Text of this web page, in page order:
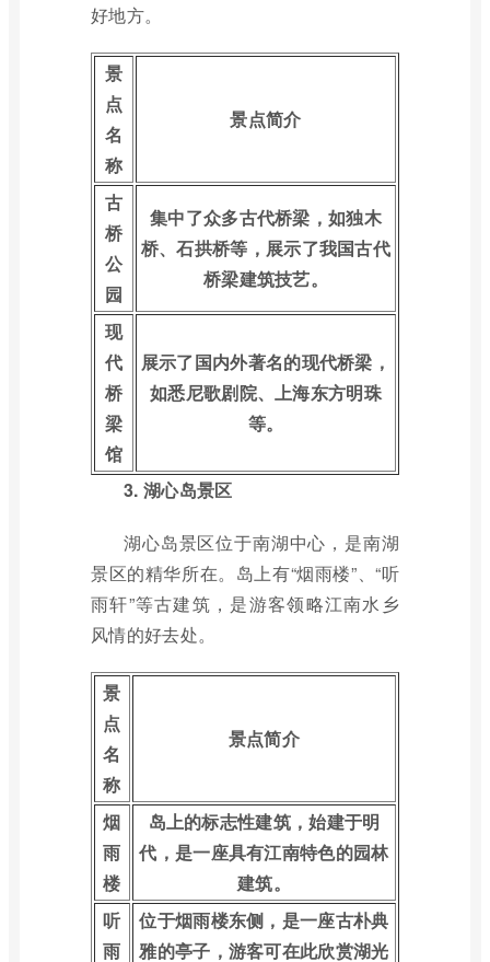
好地方。
景
点
名
称
景点简介
古
桥
公
园
集中了众多古代桥梁，如独木
桥、石拱桥等，展示了我国古代
桥梁建筑技艺。
现
代
桥
梁
馆
展示了国内外著名的现代桥梁，
如悉尼歌剧院、上海东方明珠
等。
3. 湖心岛景区
湖心岛景区位于南湖中心，是南湖
景区的精华所在。岛上有“烟雨楼”、“听
雨轩”等古建筑，是游客领略江南水乡
风情的好去处。
景
点
名
称
景点简介
烟
雨
楼
岛上的标志性建筑，始建于明
代，是一座具有江南特色的园林
建筑。
听
雨
位于烟雨楼东侧，是一座古朴典
雅的亭子，游客可在此欣赏湖光